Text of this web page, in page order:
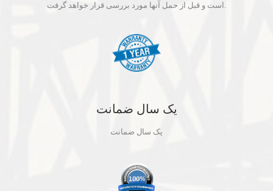
است و قبل از حمل آنها مورد بررسی قرار خواهد گرفت.
یک سال ضمانت
یک سال ضمانت